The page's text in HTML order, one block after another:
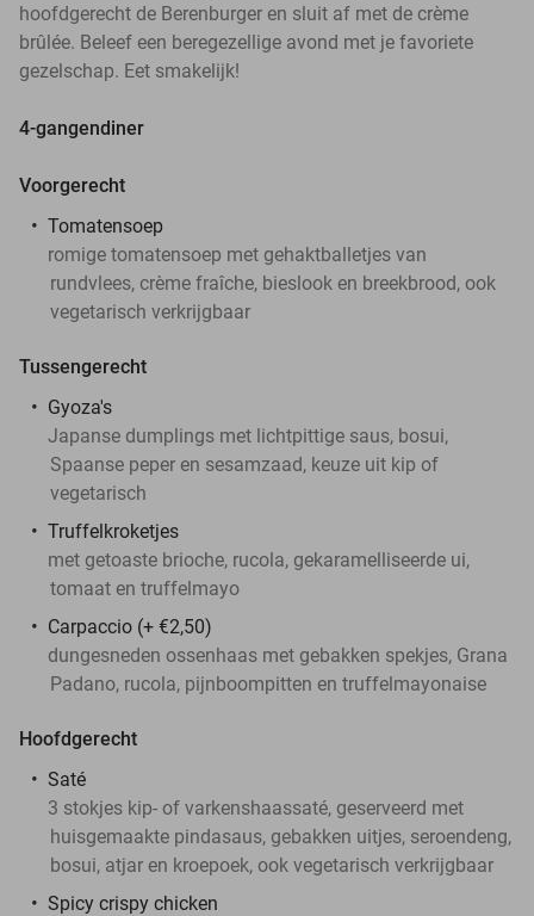
hoofdgerecht de Berenburger en sluit af met de crème
brûlée. Beleef een beregezellige avond met je favoriete
gezelschap. Eet smakelijk!
4-gangendiner
Voorgerecht
Tomatensoep
romige tomatensoep met gehaktballetjes van
rundvlees, crème fraîche, bieslook en breekbrood, ook
vegetarisch verkrijgbaar
Tussengerecht
Gyoza's
Japanse dumplings met lichtpittige saus, bosui,
Spaanse peper en sesamzaad, keuze uit kip of
vegetarisch
Truffelkroketjes
met getoaste brioche, rucola, gekaramelliseerde ui,
tomaat en truffelmayo
Carpaccio (+ €2,50)
dungesneden ossenhaas met gebakken spekjes, Grana
Padano, rucola, pijnboompitten en truffelmayonaise
Hoofdgerecht
Saté
3 stokjes kip- of varkenshaassaté, geserveerd met
huisgemaakte pindasaus, gebakken uitjes, seroendeng,
bosui, atjar en kroepoek, ook vegetarisch verkrijgbaar
Spicy crispy chicken